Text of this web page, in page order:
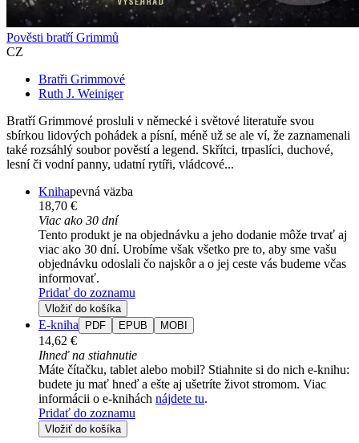
Pověsti bratří Grimmů
CZ
Bratři Grimmové
Ruth J. Weiniger
Bratří Grimmové prosluli v německé i světové literatuře svou
sbírkou lidových pohádek a písní, méně už se ale ví, že zaznamenali
také rozsáhlý soubor pověstí a legend. Skřítci, trpaslíci, duchové,
lesní či vodní panny, udatní rytíři, vládcové...
Knihapevná väzba
18,70 €
Viac ako 30 dní
Tento produkt je na objednávku a jeho dodanie môže trvať aj
viac ako 30 dní. Urobíme však všetko pre to, aby sme vašu
objednávku odoslali čo najskôr a o jej ceste vás budeme včas
informovať.
Pridať do zoznamu
Vložiť do košíka
E-kniha PDF EPUB MOBI
14,62 €
Ihneď na stiahnutie
Máte čítačku, tablet alebo mobil? Stiahnite si do nich e-knihu:
budete ju mať hneď a ešte aj ušetríte život stromom. Viac
informácii o e-knihách nájdete tu.
Pridať do zoznamu
Vložiť do košíka